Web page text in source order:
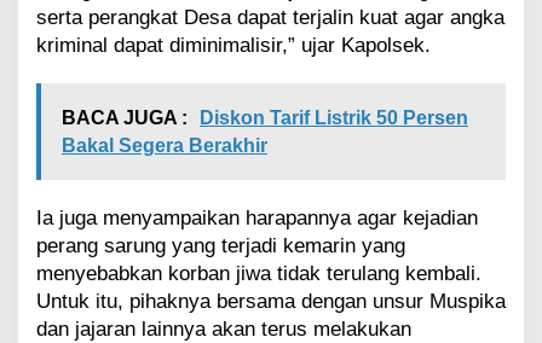
serta perangkat Desa dapat terjalin kuat agar angka
kriminal dapat diminimalisir,” ujar Kapolsek.
BACA JUGA :
Diskon Tarif Listrik 50 Persen
Bakal Segera Berakhir
Ia juga menyampaikan harapannya agar kejadian
perang sarung yang terjadi kemarin yang
menyebabkan korban jiwa tidak terulang kembali.
Untuk itu, pihaknya bersama dengan unsur Muspika
dan jajaran lainnya akan terus melakukan